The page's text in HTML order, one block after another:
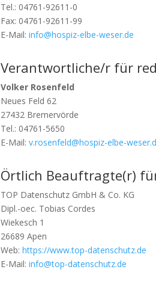
Tel.: 04761-92611-0
Fax: 04761-92611-99
E-Mail:info@hospiz-elbe-weser.de
Verantwortliche/r für
Volker Rosenfeld
Neues Feld 62
27432 Bremervörde
Tel.: 04761-5650
E-Mail:v.rosenfeld@hospiz-elbe-
Örtlich Beauftragte(r)
TOP Datenschutz GmbH & Co. KG
Dipl.-oec. Tobias Cordes
Wiekesch 1
26689 Apen
Web:https://www.top-datenschutz.de
E-Mail:info@top-datenschutz.de